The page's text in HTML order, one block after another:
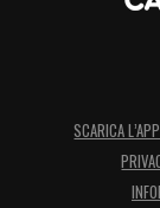
SCARICA